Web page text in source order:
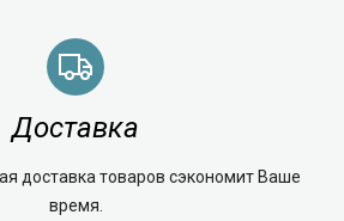
Доставка
доставка товаров сэкономит Ваше
время.